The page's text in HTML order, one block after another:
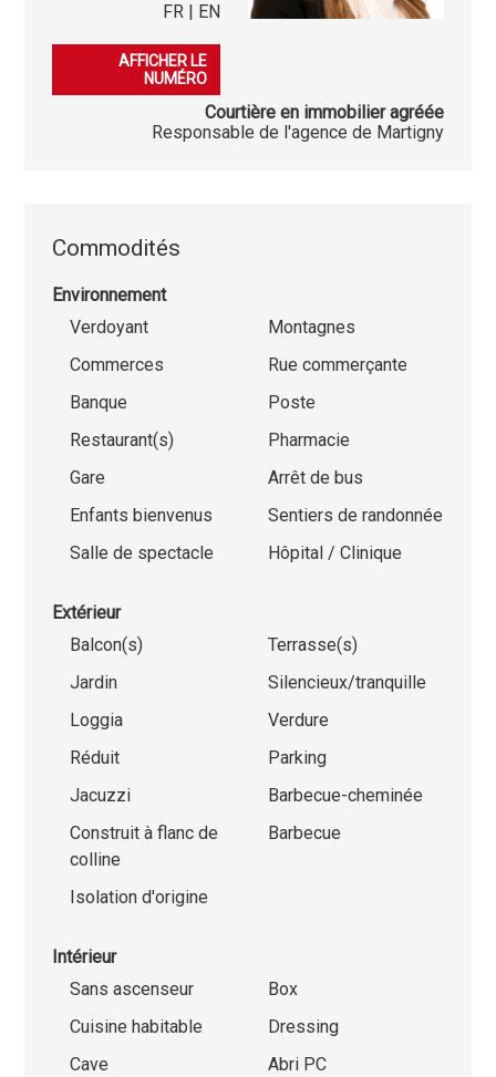
FR | EN
079 548 30 13
AFFICHER LE
NUMÉRO
Courtière en immobilier agréée
Responsable de l'agence de Martigny
Commodités
Environnement
Verdoyant
Montagnes
Commerces
Rue commerçante
Banque
Poste
Restaurant(s)
Pharmacie
Gare
Arrêt de bus
Enfants bienvenus
Sentiers de randonnée
Salle de spectacle
Hôpital / Clinique
Extérieur
Balcon(s)
Terrasse(s)
Jardin
Silencieux/tranquille
Loggia
Verdure
Réduit
Parking
Jacuzzi
Barbecue-cheminée
Construit à flanc de
colline
Barbecue
Isolation d'origine
Intérieur
Sans ascenseur
Box
Cuisine habitable
Dressing
Cave
Abri PC